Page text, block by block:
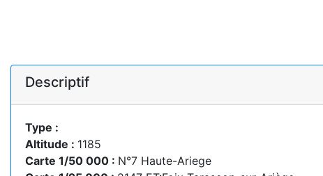
Descriptif
Type :
Altitude : 1185
Carte 1/50 000 : N°7 Haute-Ariege